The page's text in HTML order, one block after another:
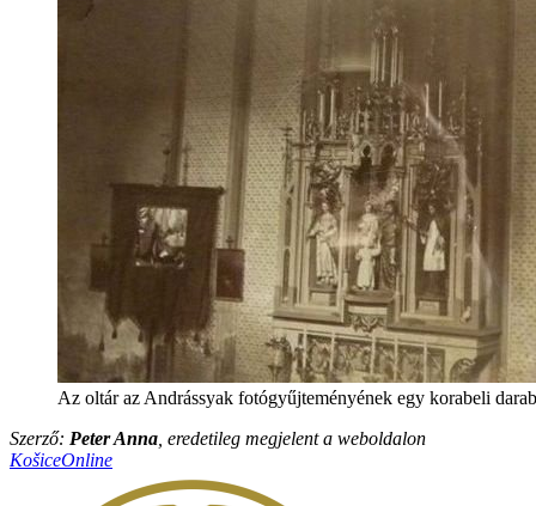
Az oltár az Andrássyak fotógyűjteményének egy korabeli
Szerző: Peter Anna , eredetileg megjelent a weboldalon
KošiceOnline